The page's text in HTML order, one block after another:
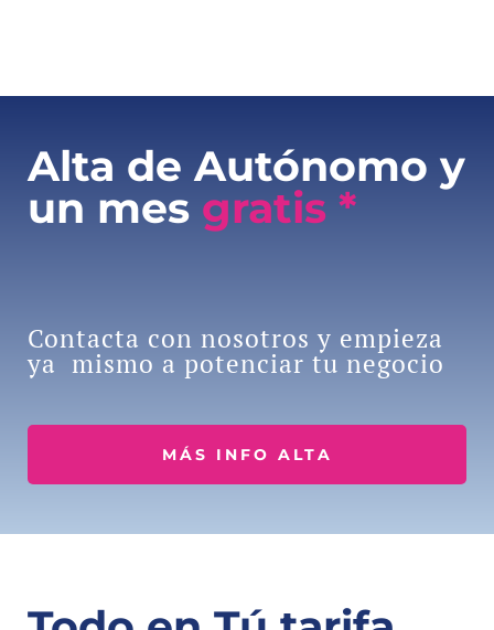
Alta de Autónomo y
un mes gratis *
Contacta con nosotros y empieza
ya mismo a potenciar tu negocio
MÁS INFO ALTA